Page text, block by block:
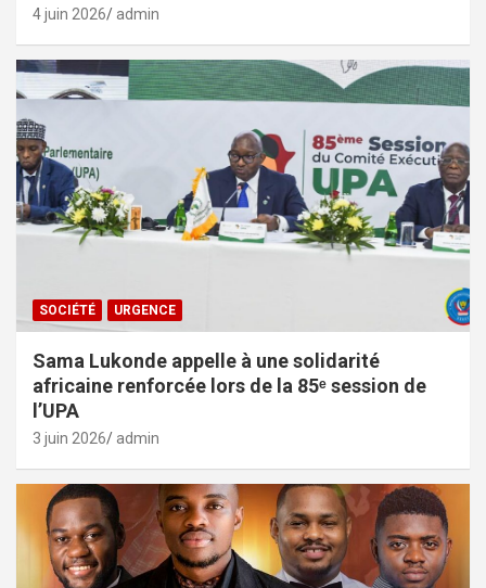
4 juin 2026 admin
SOCIÉTÉ URGENCE
Sama Lukonde appelle à une solidarité
africaine renforcée lors de la 85ᵉ session de
l’UPA
3 juin 2026 admin